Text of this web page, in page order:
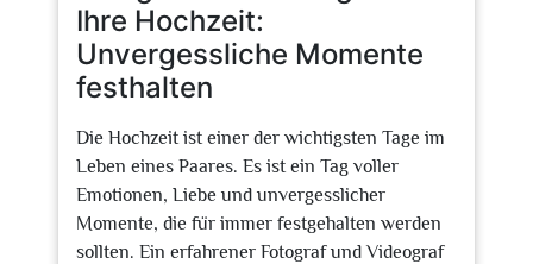
Ihre Hochzeit:
Unvergessliche Momente
festhalten
Die Hochzeit ist einer der wichtigsten Tage im
Leben eines Paares. Es ist ein Tag voller
Emotionen, Liebe und unvergesslicher
Momente, die für immer festgehalten werden
sollten. Ein erfahrener Fotograf und Videograf